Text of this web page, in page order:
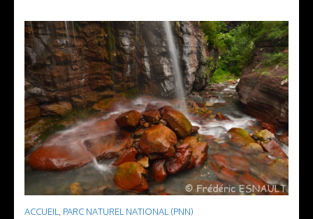
ACCUEIL, PARC NATUREL NATIONAL (PNN)